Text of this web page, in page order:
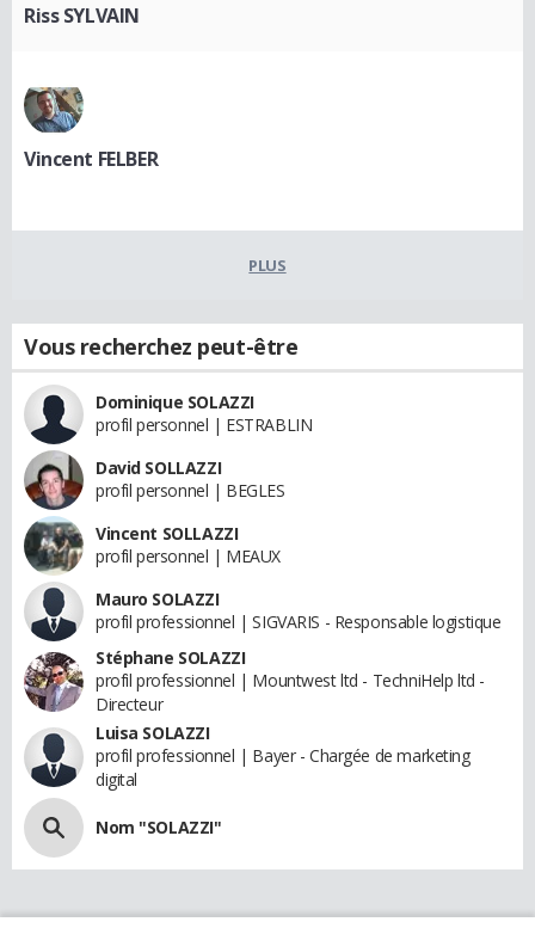
Riss SYLVAIN
Vincent FELBER
PLUS
Vous recherchez peut-être
Dominique SOLAZZI
profil personnel | ESTRABLIN
David SOLLAZZI
profil personnel | BEGLES
Vincent SOLLAZZI
profil personnel | MEAUX
Mauro SOLAZZI
profil professionnel | SIGVARIS - Responsable logistique
Stéphane SOLAZZI
profil professionnel | Mountwest ltd - TechniHelp ltd -
Directeur
Luisa SOLAZZI
profil professionnel | Bayer - Chargée de marketing
digital
Nom "SOLAZZI"